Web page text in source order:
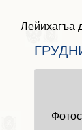
Лейихагъа